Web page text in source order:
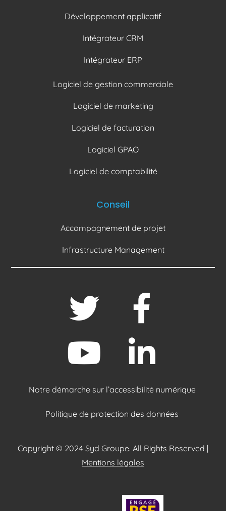
Développement applicatif
Intégrateur CRM
Intégrateur ERP
Logiciel de gestion commerciale
Logiciel de marketing
Logiciel de facturation
Logiciel GPAO
Logiciel de comptabilité
Conseil
Accompagnement de projet
Infrastructure Management
Notre démarche sur l’accessibilité numérique
Politique de protection des données
Copyright © 2024 Syd Groupe. All Rights Reserved |
Mentions légales